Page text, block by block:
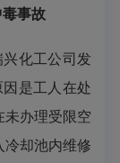
毒事故
兴化工公司发
是工人在处
未办理受限空
冷却池内维修